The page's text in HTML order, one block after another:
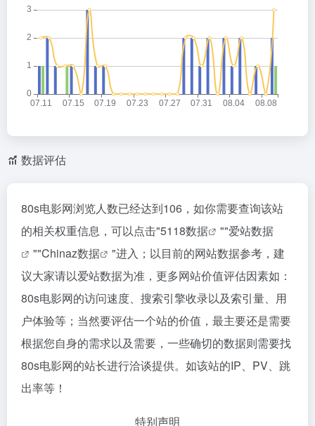
数据评估
80s电影网浏览人数已经达到106，如你需要查询该站
的相关权重信息，可以点击"5118数据 ""爱站数据
""Chinaz数据
"进入；以目前的网站数据参考，建
议大家请以爱站数据为准，更多网站价值评估因素如：
80s电影网的访问速度、搜索引擎收录以及索引量、用
户体验等；当然要评估一个站的价值，最主要还是需要
根据您自身的需求以及需要，一些确切的数据则需要找
80s电影网的站长进行洽谈提供。如该站的IP、PV、跳
出率等！
特别声明